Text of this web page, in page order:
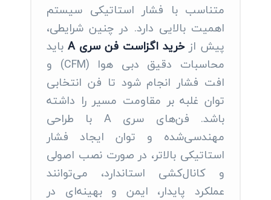
متناسب با فشار استاتیکی سیستم
اهمیت بالایی دارد. در چنین شرایطی،
پیش ازخرید اگزاست فن سری A
باید
محاسبات دقیق دبی هوا (CFM) و
افت فشار انجام شود تا فن انتخابی
توان غلبه بر مقاومت مسیر را داشته
باشد. فن‌های سری A با طراحی
مهندسی‌شده و توان ایجاد فشار
استاتیکی بالاتر، در صورت نصب اصولی
و کانال‌کشی استاندارد، می‌توانند
عملکرد پایدار، ایمن و بهینه‌ای در